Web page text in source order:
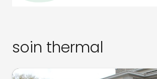
soin thermal